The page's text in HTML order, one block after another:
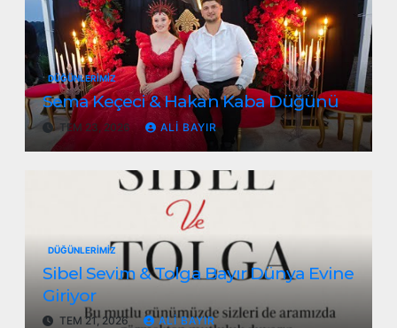
DÜĞÜNLERIMIZ
Sema Keçeci & Hakan Kaba Düğünü
TEM 23, 2026 ALI BAYIR
DÜĞÜNLERIMIZ
Sibel Sevim & Tolga Bayır Dünya Evine
Giriyor
TEM 21, 2026 ALI BAYIR